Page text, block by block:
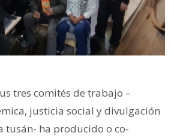
tres comités de trabajo –
justicia social y divulgación
tusán- ha producido o co-